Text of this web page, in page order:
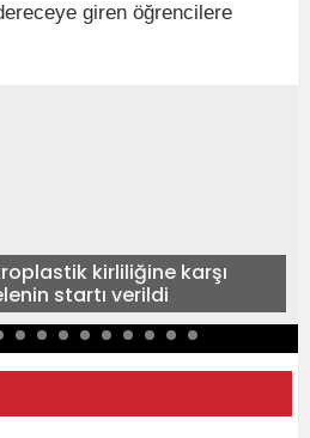
giren öğrencilere
kirliliğine karşı
startı verildi